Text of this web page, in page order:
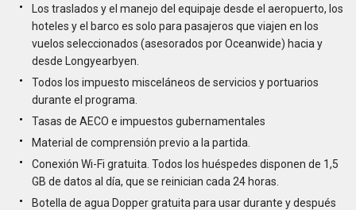
Los traslados y el manejo del equipaje desde el aeropuerto, los
hoteles y el barco es solo para pasajeros que viajen en los
vuelos seleccionados (asesorados por Oceanwide) hacia y
desde Longyearbyen.
Todos los impuesto misceláneos de servicios y portuarios
durante el programa.
Tasas de AECO e impuestos gubernamentales
Material de comprensión previo a la partida.
Conexión Wi-Fi gratuita. Todos los huéspedes disponen de 1,5
GB de datos al día, que se reinician cada 24 horas.
Botella de agua Dopper gratuita para usar durante y después